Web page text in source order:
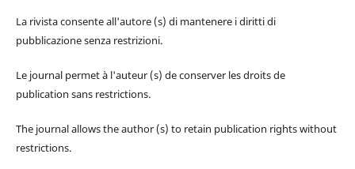
La rivista consente all'autore (s) di mantenere i diritti di
pubblicazione senza restrizioni.
Le journal permet à l'auteur (s) de conserver les droits de
publication sans restrictions.
The journal allows the author (s) to retain publication rights without
restrictions.